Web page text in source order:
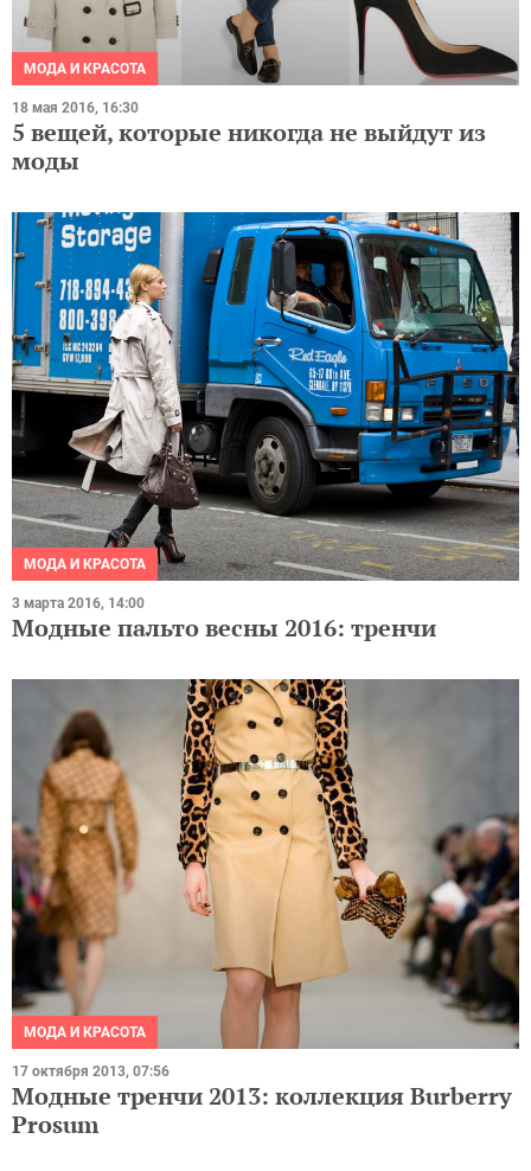
МОДА И КРАСОТА
18 мая 2016, 16:30
5 вещей, которые никогда не выйдут из
моды
МОДА И КРАСОТА
3 марта 2016, 14:00
Модные пальто весны 2016: тренчи
МОДА И КРАСОТА
17 октября 2013, 07:56
Модные тренчи 2013: коллекция Burberry
Prosum